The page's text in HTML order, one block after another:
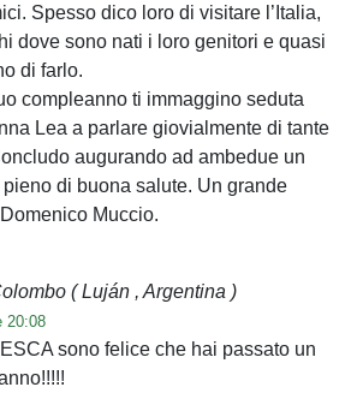
Spesso dico loro di visitare l’Italia,
dove sono nati i loro genitori e quasi
di farlo.
compleanno ti immaggino seduta
Lea a parlare giovialmente di tante
augurando ad ambedue un
di buona salute. Un grande
Muccio.
( Luján , Argentina )
20:08
sono felice che hai passato un